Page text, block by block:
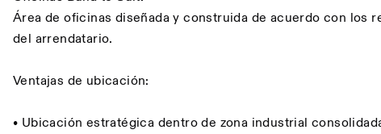
Área de oficinas diseñada y construida de acuerdo con los
del arrendatario.
Ventajas de ubicación:
• Ubicación estratégica dentro de zona industrial